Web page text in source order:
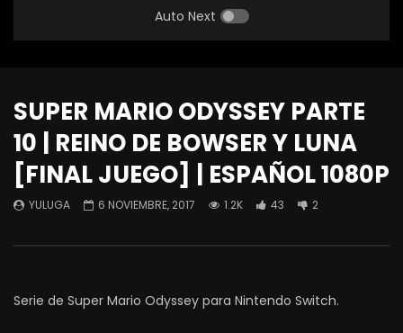
Auto Next
SUPER MARIO ODYSSEY PARTE
10 | REINO DE BOWSER Y LUNA
[FINAL JUEGO] | ESPAÑOL 1080P
YULUGA 6 NOVIEMBRE, 2017 1.2K 43 2
Serie de Super Mario Odyssey para Nintendo Switch.